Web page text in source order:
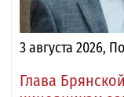
3 августа 2026,
Глава